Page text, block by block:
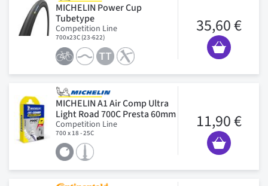
MICHELIN Power Cup
Tubetype
Competition Line
700x23C (23-622)
35,60 €
MICHELIN A1 Air Comp Ultra
Light Road 700C Presta 60mm
Competition Line
700 x 18 - 25C
11,90 €